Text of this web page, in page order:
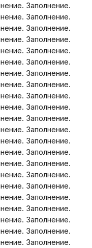
Заполнение.
Заполнение.
Заполнение.
Заполнение.
Заполнение.
Заполнение.
Заполнение.
Заполнение.
Заполнение.
Заполнение.
Заполнение.
Заполнение.
Заполнение.
Заполнение.
Заполнение.
Заполнение.
Заполнение.
Заполнение.
Заполнение.
Заполнение.
Заполнение.
Заполнение.